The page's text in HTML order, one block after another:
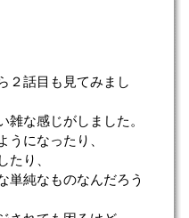
２話目も見てみまし
雑な感じがしました。
うになったり、
たり、
単純なものなんだろう